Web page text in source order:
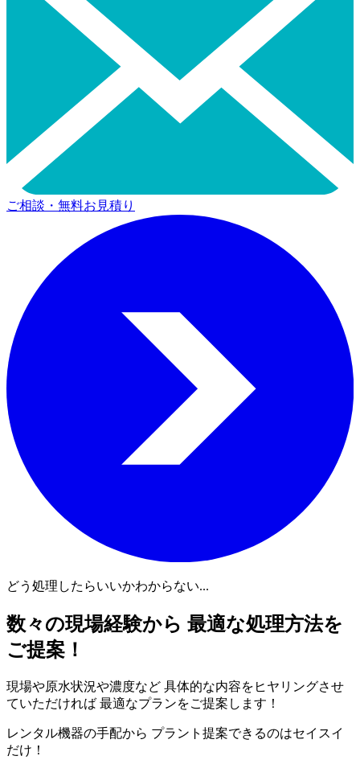
ご相談・無料お見積り
どう処理したらいいかわからない...
数々の現場経験から 最適な処理方法を
ご提案！
現場や原水状況や濃度など 具体的な内容をヒヤリングさせ
ていただければ 最適なプランをご提案します！
レンタル機器の手配から プラント提案できるのはセイスイ
だけ！